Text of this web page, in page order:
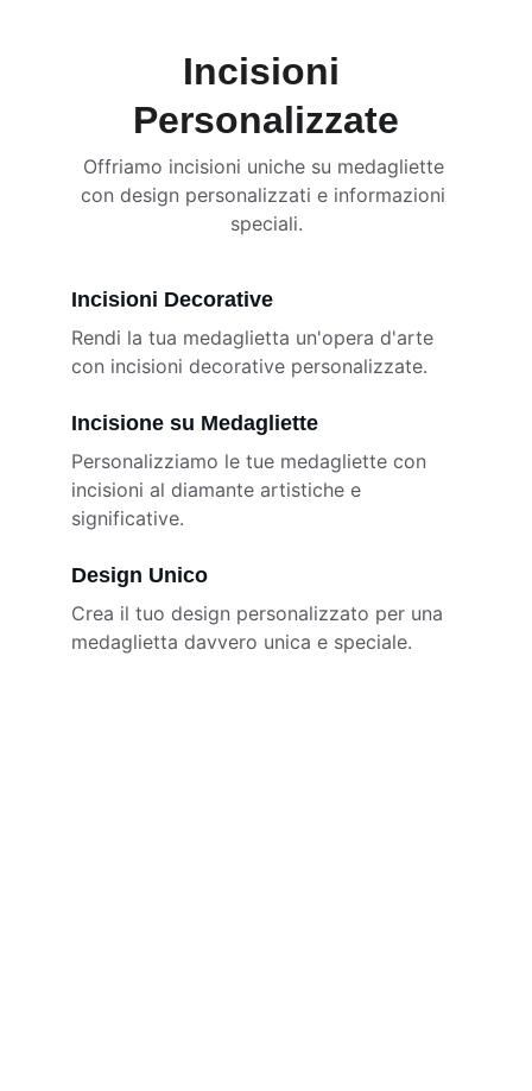
Incisioni
Personalizzate
Offriamo incisioni uniche su medagliette
con design personalizzati e informazioni
speciali.
Incisione su Medagliette
Personalizziamo le tue medagliette con
incisioni al diamante artistiche e
significative.
Design Unico
Crea il tuo design personalizzato per una
medaglietta davvero unica e speciale.
Incisioni Decorative
Rendi la tua medaglietta un'opera d'arte
con incisioni decorative personalizzate.